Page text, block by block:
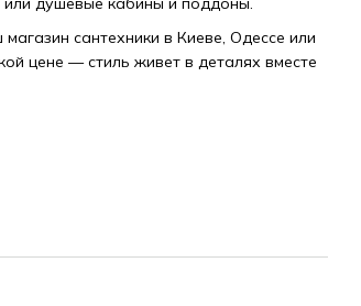
сантехники в Киеве, Одессе или
цене — стиль живет в деталях вместе